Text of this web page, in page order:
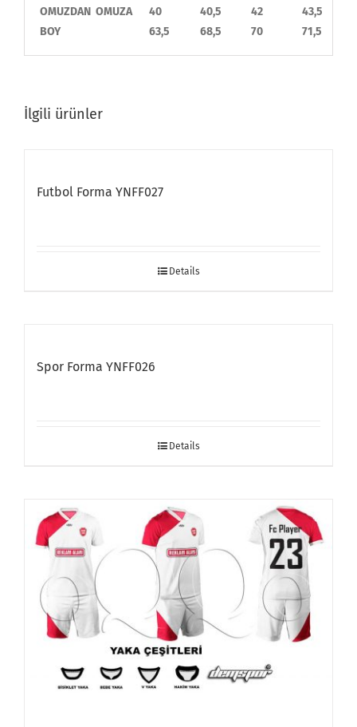
OMUZDAN OMUZA
40 40,5 42 43,5
BOY
63,5 68,5 70 71,5
İlgili ürünler
Futbol Forma YNFF027
Details
Spor Forma YNFF026
Details